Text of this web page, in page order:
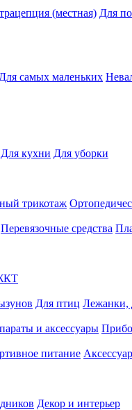
(местная) Для
Для самых маленьких
Для кухни Для уборки
трикотаж
Перевязочные средства
Для птиц Лежанки,
и аксессуары
питание
Декор и интерьер